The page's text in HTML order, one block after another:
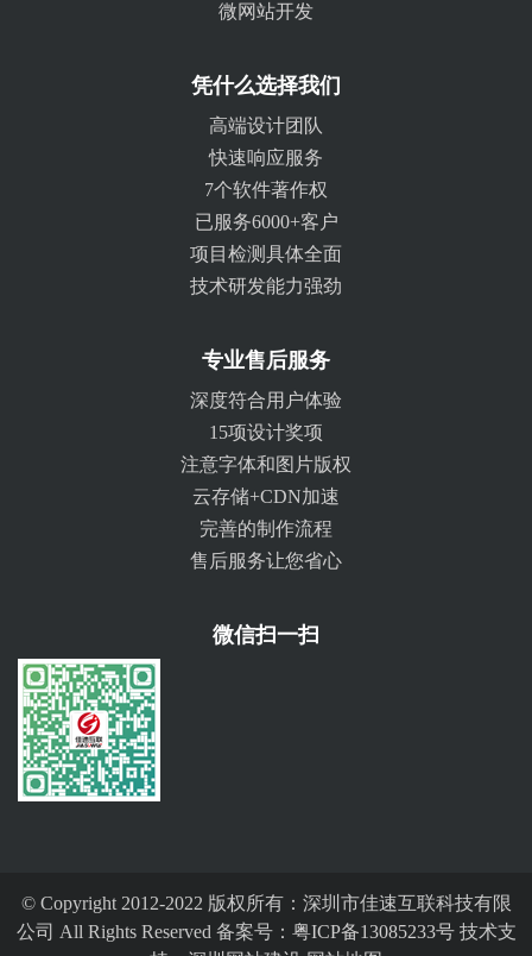
微网站开发
凭什么选择我们
高端设计团队
快速响应服务
7个软件著作权
已服务6000+客户
项目检测具体全面
技术研发能力强劲
专业售后服务
深度符合用户体验
15项设计奖项
注意字体和图片版权
云存储+CDN加速
完善的制作流程
售后服务让您省心
微信扫一扫
© Copyright 2012-2022 版权所有：深圳市佳速互联科技有限
公司 All Rights Reserved 备案号： 粤ICP备13085233号技术支